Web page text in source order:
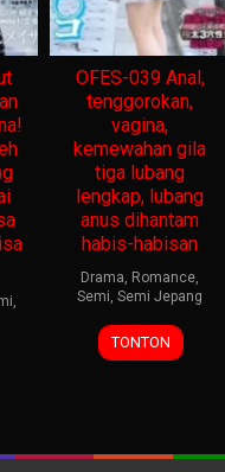
,
OFES-039 Anal,
tenggorokan,
vagina,
kemewahan gila
tiga lubang
lengkap, lubang
anus dihantam
habis-habisan
Drama, Romance,
Semi, Semi Jepang
TONTON